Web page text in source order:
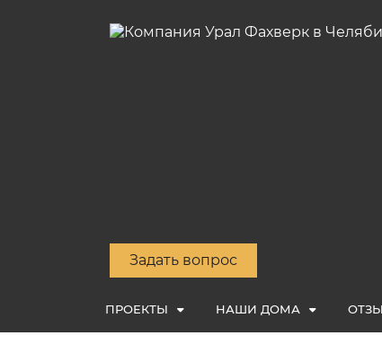
Задать вопрос
ПРОЕКТЫ НАШИ ДОМА